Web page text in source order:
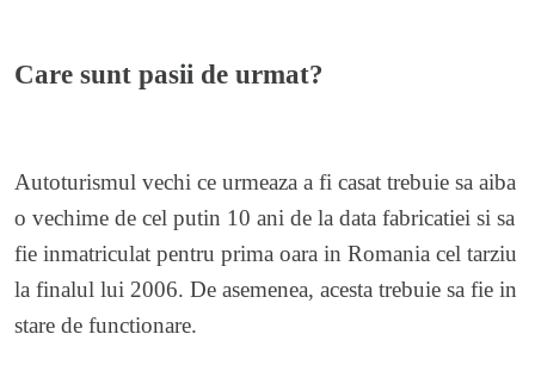
Care sunt pasii de urmat?
Autoturismul vechi ce urmeaza a fi casat trebuie sa aiba
o vechime de cel putin 10 ani de la data fabricatiei si sa
fie inmatriculat pentru prima oara in Romania cel tarziu
la finalul lui 2006. De asemenea, acesta trebuie sa fie in
stare de functionare.